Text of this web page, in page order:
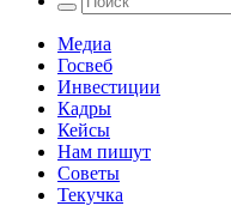
Медиа
Госвеб
Инвестиции
Кадры
Кейсы
Нам пишут
Советы
Текучка